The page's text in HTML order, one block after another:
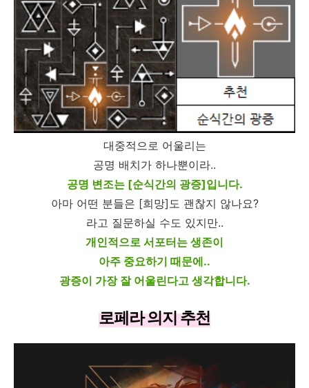
대중적으로 어울리는
공명 배치가 하나뿐이라..
공명 변조는 [순식간의 광증]입니다.
아마 어떤 분들은 [희망]도 괜찮지 않나요?
라고 질문하실 수도 있지만..
개인적으로 서포터는 생존이
아주 중요하기 때문에..
광증이 가장 잘 어울린다고 생각합니다.
로페라 의지 추천